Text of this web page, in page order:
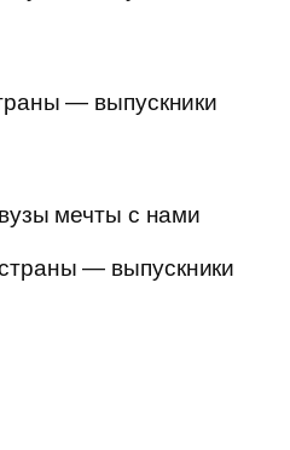
— выпускники
мечты с нами